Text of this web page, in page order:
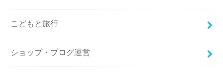
こどもと旅行
ショップ・ブログ運営